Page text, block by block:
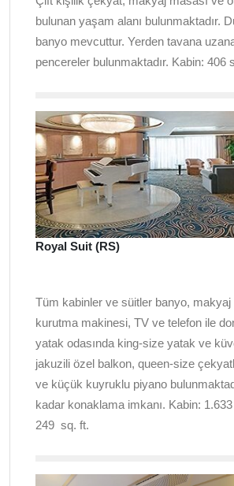
bulunan yaşam alanı bulunmaktadır.
banyo mevcuttur. Yerden tavana
pencereler bulunmaktadır. Kabin: 406
Royal Suit (RS)
Tüm kabinler ve süitler banyo, makyaj
kurutma makinesi, TV ve telefon ile
yatak odasında king-size yatak ve
jakuzili özel balkon, queen-size
ve küçük kuyruklu piyano
kadar konaklama imkanı. Kabin: 1.633
249 sq. ft.